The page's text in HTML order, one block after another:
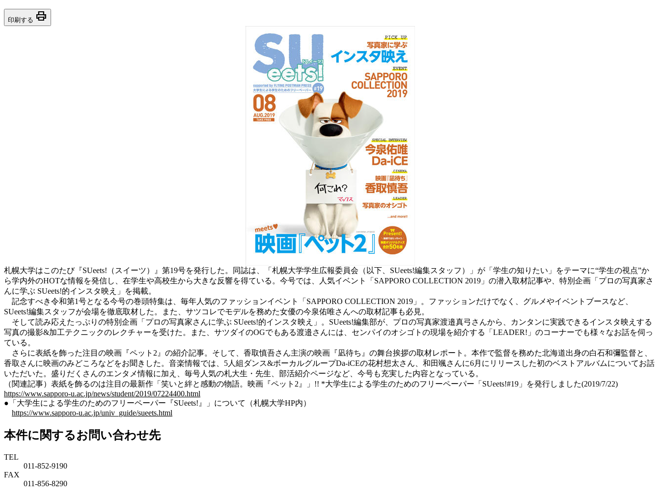
印刷する print
札幌大学はこのたび『SUeets!（スイーツ）』第19号を発行した。同誌は、「札幌大学学生広報委員会（以下、SUeets!編集スタッフ）」が「学生の知りたい」をテーマに“学生の視点”か
ら学内外のHOTな情報を発信し、在学生や高校生から大きな反響を得ている。今号では、人気イベント「SAPPORO COLLECTION 2019」の潜入取材記事や、特別企画「プロの写真家さ
んに学ぶ SUeets!的インスタ映え」を掲載。
記念すべき令和第1号となる今号の巻頭特集は、毎年人気のファッションイベント「SAPPORO COLLECTION 2019」。ファッションだけでなく、グルメやイベントブースなど、
SUeets!編集スタッフが会場を徹底取材した。また、サツコレでモデルを務めた女優の今泉佑唯さんへの取材記事も必見。
そして読み応えたっぷりの特別企画「プロの写真家さんに学ぶ SUeets!的インスタ映え」。SUeets!編集部が、プロの写真家渡邉真弓さんから、カンタンに実践できるインスタ映えする
写真の撮影&加工テクニックのレクチャーを受けた。また、サツダイのOGでもある渡邉さんには、センパイのオシゴトの現場を紹介する「LEADER!」のコーナーでも様々なお話を伺っ
ている。
さらに表紙を飾った注目の映画『ペット2』の紹介記事。そして、香取慎吾さん主演の映画『凪待ち』の舞台挨拶の取材レポート。本作で監督を務めた北海道出身の白石和彌監督と、
香取さんに映画のみどころなどをお聞きした。音楽情報では、5人組ダンス&ボーカルグループDa-iCEの花村想太さん、和田颯さんに6月にリリースした初のベストアルバムについてお話
いただいた。盛りだくさんのエンタメ情報に加え、毎号人気の札大生・先生、部活紹介ページなど、今号も充実した内容となっている。
（関連記事）表紙を飾るのは注目の最新作「笑いと絆と感動の物語。映画『ペット2』」!! *大学生による学生のためのフリーペーパー「SUeets!#19」を発行しました(2019/7/22)
https://www.sapporo-u.ac.jp/news/student/2019/07224400.html
●「大学生による学生のためのフリーペーパー『SUeets!』」について（札幌大学HP内）
https://www.sapporo-u.ac.jp/univ_guide/sueets.html
本件に関するお問い合わせ先
TEL
011-852-9190
FAX
011-856-8290